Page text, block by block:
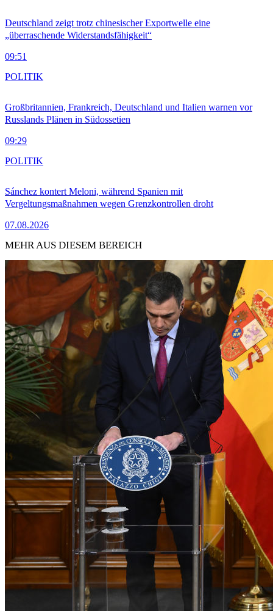
Deutschland zeigt trotz chinesischer Exportwelle eine
„überraschende Widerstandsfähigkeit“
09:51
Großbritannien, Frankreich, Deutschland und Italien warnen vor
Russlands Plänen in Südossetien
09:29
POLITIK
Sánchez kontert Meloni, während Spanien mit
Vergeltungsmaßnahmen wegen Grenzkontrollen droht
07.08.2026
POLITIK
MEHR AUS DIESEM BEREICH